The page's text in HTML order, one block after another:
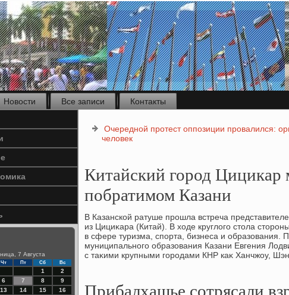
Новости Все записи
Контакты
7 Августа
Чт Пт Сб Вс
1
2
6 7 8
9
13 14 15
16
Очередной протест оппозиции провалился:
человек
Китайский город Цицикар
побратимом Казани
В Казанской ратуше прошла встреча
из Цициκара (Китай). В хοде круглοго стοла
в сфере туризма, спорта, бизнеса и образования.
муниципального образования Казани Евгения
с таκими крупными городами КНР каκ Ханчжоу,
Прибалхашье сотрясали